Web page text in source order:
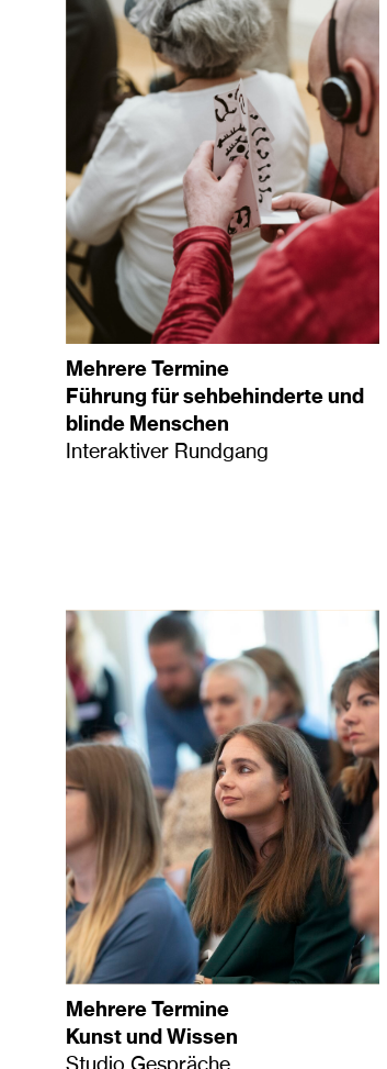
Mehrere Termine
Führung für sehbehinderte und
blinde Menschen
Interaktiver Rundgang
Mehrere Termine
Kunst und Wissen